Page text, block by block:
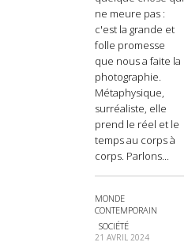
ne meure pas :
c'est la grande et
folle promesse
que nous a faite la
photographie.
Métaphysique,
surréaliste, elle
prend le réel et le
temps au corps à
corps. Parlons...
MONDE
CONTEMPORAIN
SOCIÉTÉ
21 AVRIL 2024